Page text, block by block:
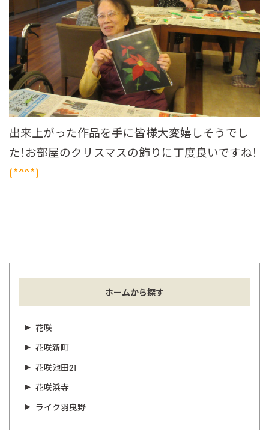
出来上がった作品を手に皆様大変嬉しそうでし
た！お部屋のクリスマスの飾りに丁度良いですね！
(*^^*)
ホームから探す
花咲
花咲新町
花咲池田21
花咲浜寺
ライク羽曳野